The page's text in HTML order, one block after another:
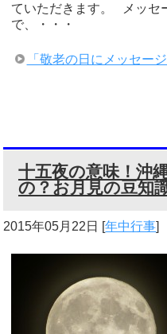
ていただきます。 メッセ
で、・・・
「敬老の日にメッセー
十五夜の意味！沖
の？お月見の豆知
2015年05月22日 [年中行事]